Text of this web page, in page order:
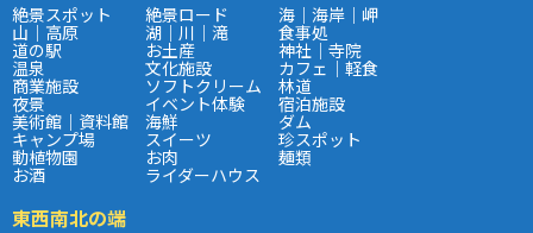
絶景スポット 絶景ロード 海｜海岸｜岬
山｜高原 湖｜川｜滝 食事処
道の駅 お土産 神社｜寺院
温泉 文化施設 カフェ｜軽食
商業施設 ソフトクリーム 林道
夜景 イベント体験 宿泊施設
美術館｜資料館 海鮮 ダム
キャンプ場 スイーツ 珍スポット
動植物園 お肉 麺類
お酒 ライダーハウス
東西南北の端